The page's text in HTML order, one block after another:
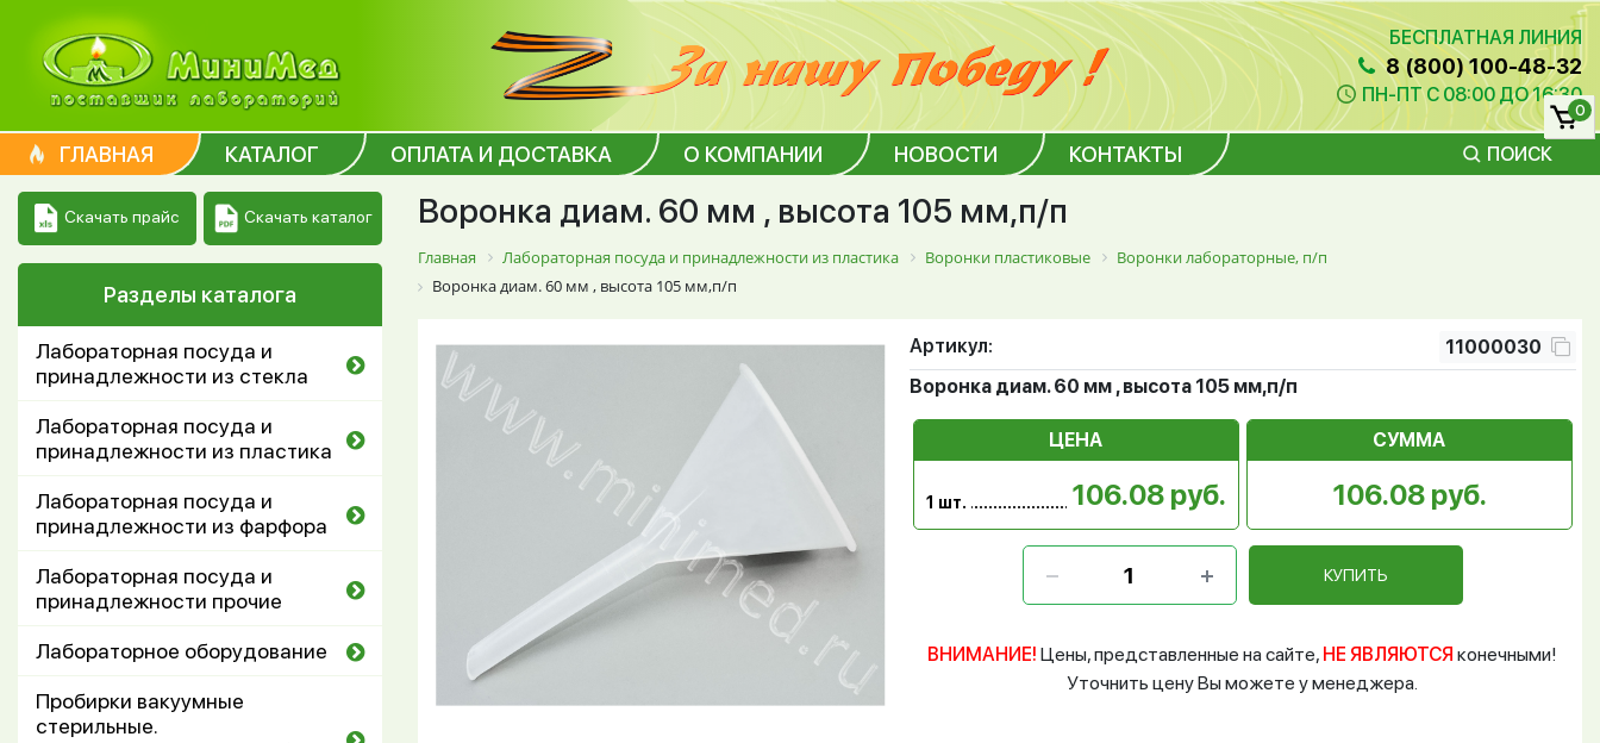
БЕСПЛАТНАЯ ЛИНИЯ
8 (800) 100-48-32
ПН-ПТ С 08:00 ДО 16:30
ГЛАВНАЯ КАТАЛОГ ОПЛАТА И ДОСТАВКА О КОМПАНИИ НОВОСТИ КОНТАКТЫ ПОИСК
0
Скачать прайс Скачать каталог
Разделы каталога
Лабораторная посуда и
принадлежности из стекла
Лабораторная посуда и
принадлежности из пластика
Лабораторная посуда и
принадлежности из фарфора
Лабораторная посуда и
принадлежности прочие
Лабораторное оборудование
Пробирки вакуумные
стерильные.
Воронка диам. 60 мм , высота 105 мм,п/п
Главная Лабораторная посуда и принадлежности из пластика Воронки пластиковые
Воронки лабораторные, п/п
Воронка диам. 60 мм , высота 105 мм,п/п
Артикул:
11000030
Воронка диам. 60 мм , высота 105 мм,п/п
ЦЕНА
1 шт. 106.08 руб.
СУММА
106.08 руб.
КУПИТЬ
ВНИМАНИЕ! Цены, представленные на сайте, НЕ ЯВЛЯЮТСЯ конечными!
Уточнить цену Вы можете у менеджера.